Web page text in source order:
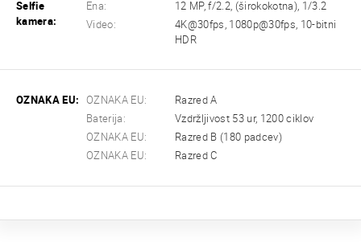
Selfie
kamera:
Ena:
12 MP, f/2.2, (širokokotna), 1/3.2
Video:
4K@30fps, 1080p@30fps, 10-bitni
HDR
OZNAKA EU: OZNAKA EU:
Razred A
Baterija:
Vzdržljivost 53 ur, 1200 ciklov
OZNAKA EU:
Razred B (180 padcev)
OZNAKA EU:
Razred C